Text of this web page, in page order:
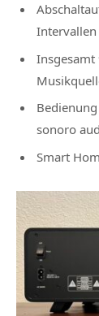
Insgesamt
sonoro
Smart